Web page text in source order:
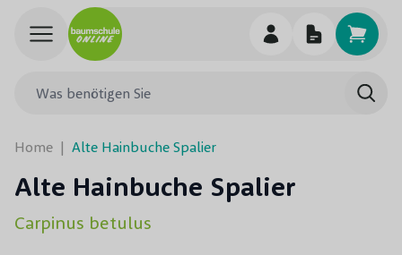
Skip to Content
Home | Alte Hainbuche Spalier
Alte Hainbuche Spalier
Carpinus betulus